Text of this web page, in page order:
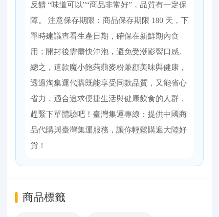
反饋 “味道可以”“商品非常好”，品質有一定保
障。 注意保存期限：商品保存期限 180 天，下
單時建議查看生產日期，確保在新鮮期內食
用；開封後需盡快沖泡，避免受潮影響口感。
總之，這款魔小飽蒟蒻麥粉兼顧美味與健康，
透過淘集運代購既能享受同款品質，又能省心
省力，適合追求便捷生活與健康飲食的人群，
趕緊下單體驗吧！臺灣集運專線：提供中國商
品代購與臺灣集運服務，讓你輕鬆購遍大陸好
貨！
商品標籤